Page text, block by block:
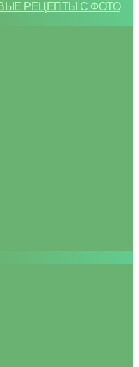
РЕЦЕПТЫ С ФОТО